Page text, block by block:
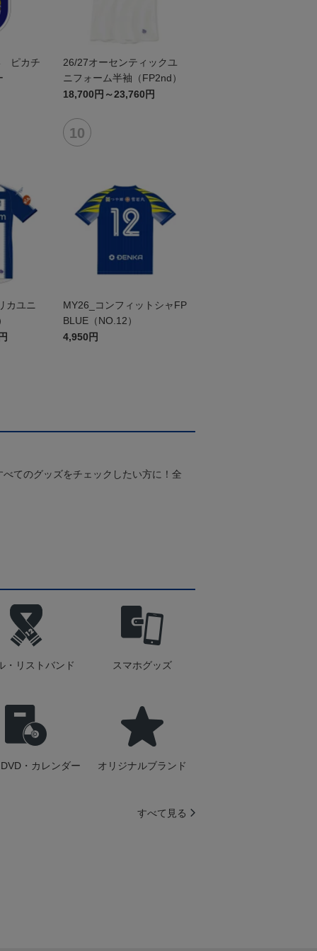
ピカチ
26/27オーセンティックユ
ニフォーム半袖（FP2nd）
18,700円～23,760円
カユニ
MY26_コンフィットシャFP
BLUE（NO.12）
4,950円
てのグッズをチェックしたい方に！全
・リストバンド スマホグッズ
・カレンダー オリジナルブランド
すべて見る